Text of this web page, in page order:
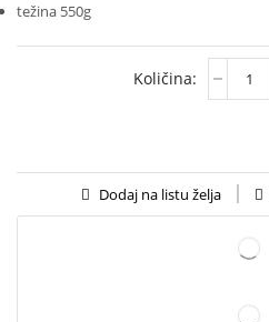
težina 550g
Dodaj na listu želja